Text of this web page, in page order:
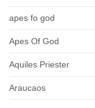
apes fo god
Apes Of God
Aquiles Priester
Araucaos